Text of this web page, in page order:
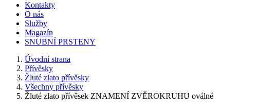
Kontakty
O nás
Služby
Magazín
SNUBNÍ PRSTENY
Úvodní strana
Přívěsky
Žluté zlato přívěsky
Všechny přívěsky
Žluté zlato přívěsek ZNAMENÍ ZVĚROKRUHU oválné